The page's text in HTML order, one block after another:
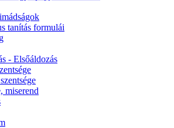
tanítás formulái
- Elsőáldozás
miserend